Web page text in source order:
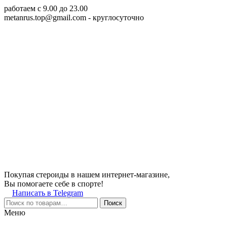
работаем c 9.00 до 23.00
metanrus.top@gmail.com - круглосуточно
Покупая стероиды в нашем интернет-магазине,
Вы помогаете себе в спорте!
Написать в Telegram
Поиск
Меню